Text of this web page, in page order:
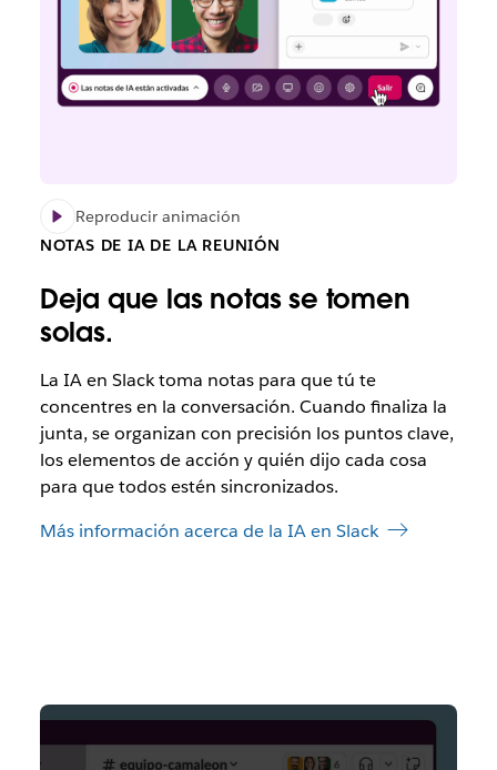
Reproducir animación
NOTAS DE IA DE LA REUNIÓN
Deja que las notas se tomen
solas.
La IA en Slack toma notas para que tú te
concentres en la conversación. Cuando finaliza la
junta, se organizan con precisión los puntos clave,
los elementos de acción y quién dijo cada cosa
para que todos estén sincronizados.
Más información acerca de la IA en Slack